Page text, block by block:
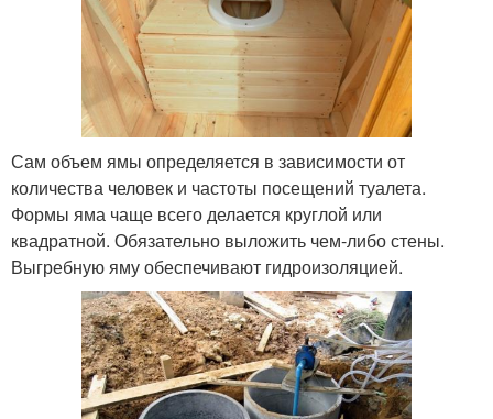
Сам объем ямы определяется в зависимости от
количества человек и частоты посещений туалета.
Формы яма чаще всего делается круглой или
квадратной. Обязательно выложить чем-либо стены.
Выгребную яму обеспечивают гидроизоляцией.